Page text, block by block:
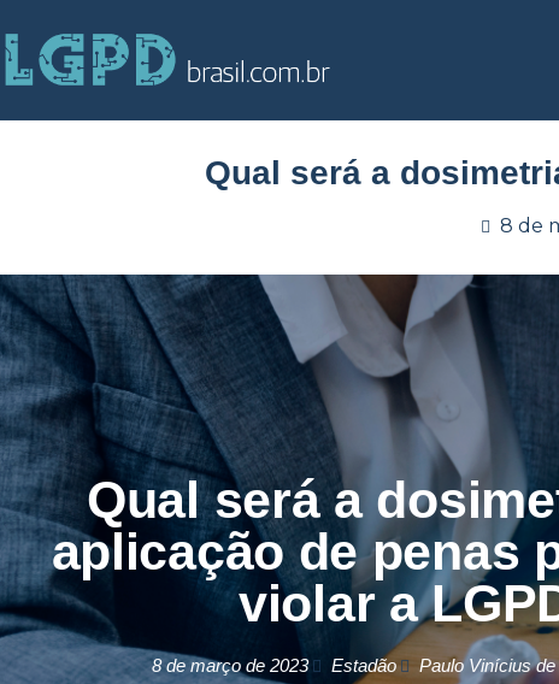
Qual será a
8 de
Qual será a
aplicação de penas
violar a
8 de março de 2023 Estadão Paulo Vinícius